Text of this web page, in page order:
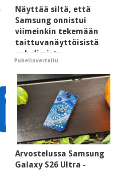
Näyttää siltä, että
Samsung onnistui
viimeinkin tekemään
taittuvanäyttöisistä
puhelimista
supersuosittuja
Puhelinvertailu
Arvostelussa Samsung
Galaxy S26 Ultra -